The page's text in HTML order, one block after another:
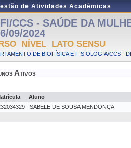
de Atividades Acadêmicas
CCS - SAÚDE DA
09/2024
NÍVEL LATO SENSU
DE BIOFÍSICA E FISIOLOGIA/CCS -
Ativos
Aluno
ISABELE DE SOUSA MENDONÇA